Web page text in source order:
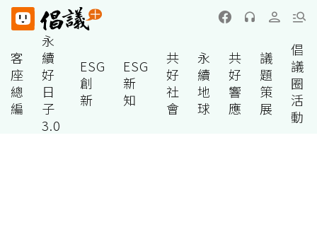
客
座
總
編
永
續
好
日
子
3.0
ESG
創
新
ESG
新
知
共
好
社
會
永
續
地
球
共
好
響
應
議
題
策
展
倡
議
圈
活
動